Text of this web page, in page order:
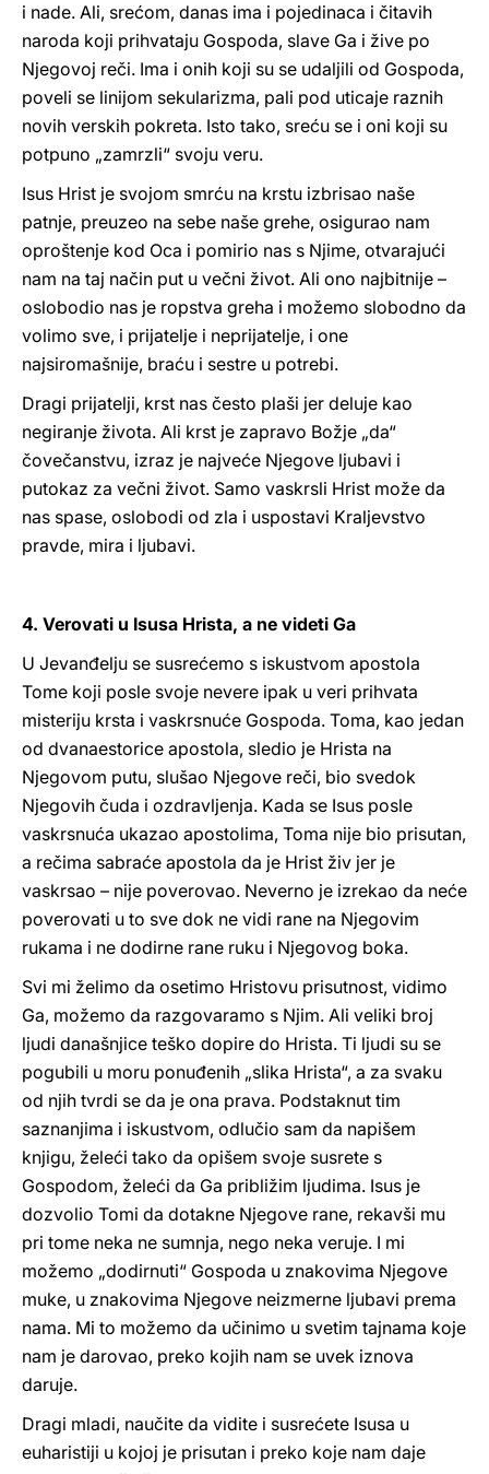
i nade. Ali, srećom, danas ima i pojedinaca i čitavih
naroda koji prihvataju Gospoda, slave Ga i žive po
Njegovoj reči. Ima i onih koji su se udaljili od Gospoda,
poveli se linijom sekularizma, pali pod uticaje raznih
novih verskih pokreta. Isto tako, sreću se i oni koji su
potpuno „zamrzli“ svoju veru.
Isus Hrist je svojom smrću na krstu izbrisao naše
patnje, preuzeo na sebe naše grehe, osigurao nam
oproštenje kod Oca i pomirio nas s Njime, otvarajući
nam na taj način put u večni život. Ali ono najbitnije –
oslobodio nas je ropstva greha i možemo slobodno da
volimo sve, i prijatelje i neprijatelje, i one
najsiromašnije, braću i sestre u potrebi.
Dragi prijatelji, krst nas često plaši jer deluje kao
negiranje života. Ali krst je zapravo Božje „da“
čovečanstvu, izraz je najveće Njegove ljubavi i
putokaz za večni život. Samo vaskrsli Hrist može da
nas spase, oslobodi od zla i uspostavi Kraljevstvo
pravde, mira i ljubavi.
4. Verovati u Isusa Hrista, a ne videti Ga
U Jevanđelju se susrećemo s iskustvom apostola
Tome koji posle svoje nevere ipak u veri prihvata
misteriju krsta i vaskrsnuće Gospoda. Toma, kao jedan
od dvanaestorice apostola, sledio je Hrista na
Njegovom putu, slušao Njegove reči, bio svedok
Njegovih čuda i ozdravljenja. Kada se Isus posle
vaskrsnuća ukazao apostolima, Toma nije bio prisutan,
a rečima sabraće apostola da je Hrist živ jer je
vaskrsao – nije poverovao. Neverno je izrekao da neće
poverovati u to sve dok ne vidi rane na Njegovim
rukama i ne dodirne rane ruku i Njegovog boka.
Svi mi želimo da osetimo Hristovu prisutnost, vidimo
Ga, možemo da razgovaramo s Njim. Ali veliki broj
ljudi današnjice teško dopire do Hrista. Ti ljudi su se
pogubili u moru ponuđenih „slika Hrista“, a za svaku
od njih tvrdi se da je ona prava. Podstaknut tim
saznanjima i iskustvom, odlučio sam da napišem
knjigu, želeći tako da opišem svoje susrete s
Gospodom, želeći da Ga približim ljudima. Isus je
dozvolio Tomi da dotakne Njegove rane, rekavši mu
pri tome neka ne sumnja, nego neka veruje. I mi
možemo „dodirnuti“ Gospoda u znakovima Njegove
muke, u znakovima Njegove neizmerne ljubavi prema
nama. Mi to možemo da učinimo u svetim tajnama koje
nam je darovao, preko kojih nam se uvek iznova
daruje.
Dragi mladi, naučite da vidite i susrećete Isusa u
euharistiji u kojoj je prisutan i preko koje nam daje